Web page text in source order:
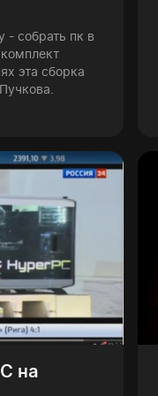
- собрать пк в
эта сборка
на